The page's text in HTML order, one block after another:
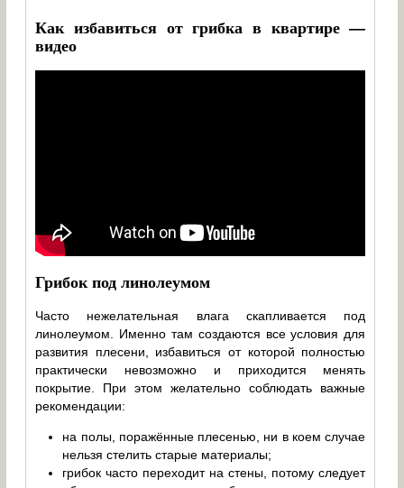
Как избавиться от грибка в квартире —
видео
Грибок под линолеумом
Часто нежелательная влага скапливается под
линолеумом. Именно там создаются все условия для
развития плесени, избавиться от которой полностью
практически невозможно и приходится менять
покрытие. При этом желательно соблюдать важные
рекомендации:
на полы, поражённые плесенью, ни в коем случае
нельзя стелить старые материалы;
грибок часто переходит на стены, потому следует